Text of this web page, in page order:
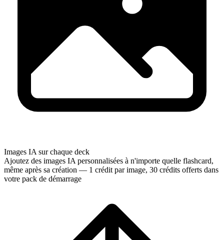
Images IA sur chaque deck
Ajoutez des images IA personnalisées à n'importe quelle flashcard,
même après sa création — 1 crédit par image, 30 crédits offerts dans
votre pack de démarrage